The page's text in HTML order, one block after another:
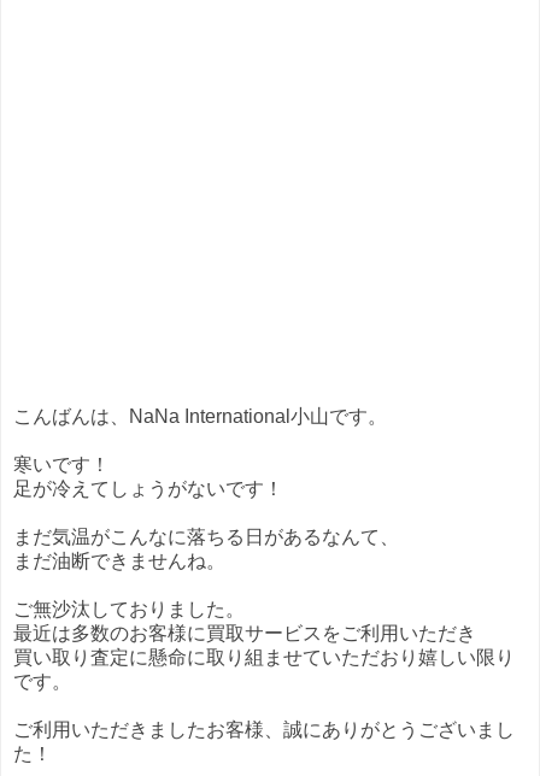
こんばんは、NaNa International小山です。
寒いです！
足が冷えてしょうがないです！
まだ気温がこんなに落ちる日があるなんて、
まだ油断できませんね。
ご無沙汰しておりました。
最近は多数のお客様に買取サービスをご利用いただき
買い取り査定に懸命に取り組ませていただおり嬉しい限り
です。
ご利用いただきましたお客様、誠にありがとうございまし
た！